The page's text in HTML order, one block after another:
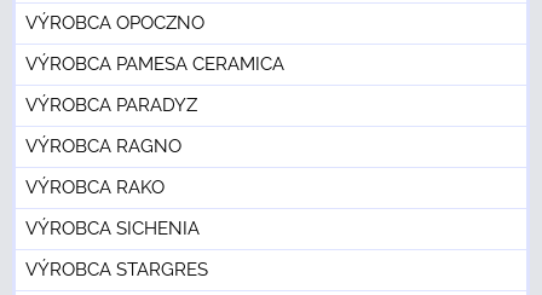
VÝROBCA OPOCZNO
VÝROBCA PAMESA CERAMICA
VÝROBCA PARADYZ
VÝROBCA RAGNO
VÝROBCA RAKO
VÝROBCA SICHENIA
VÝROBCA STARGRES